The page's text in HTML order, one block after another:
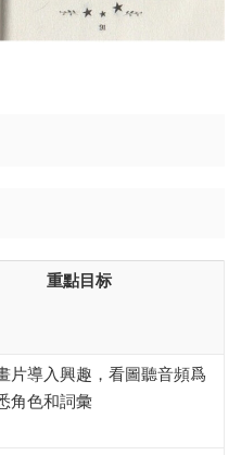
重點目标
片導入興趣，看圖聽音頻爲
角色和詞彙